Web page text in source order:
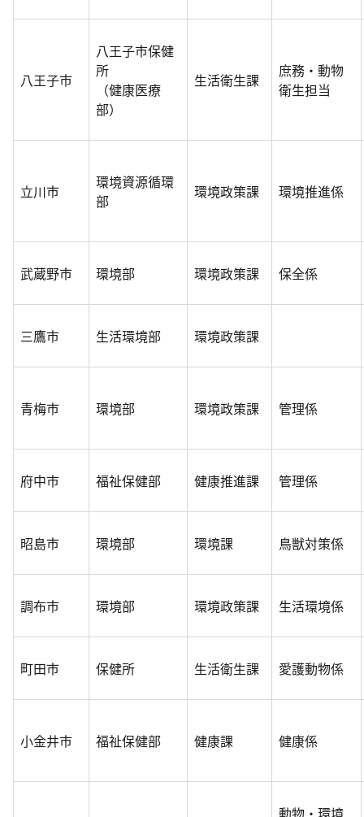
八王子市
八王子市保健
所
（健康医療
部）
生活衛生課
庶務・動物
衛生担当
立川市
環境資源循環
部
環境政策課 環境推進係
武蔵野市 環境部 環境政策課 保全係
三鷹市 生活環境部 環境政策課
青梅市 環境部 環境政策課 管理係
府中市 福祉保健部 健康推進課 管理係
昭島市 環境部 環境課 鳥獣対策係
調布市 環境部 環境政策課 生活環境係
町田市 保健所 生活衛生課 愛護動物係
小金井市 福祉保健部 健康課 健康係
動物・環境